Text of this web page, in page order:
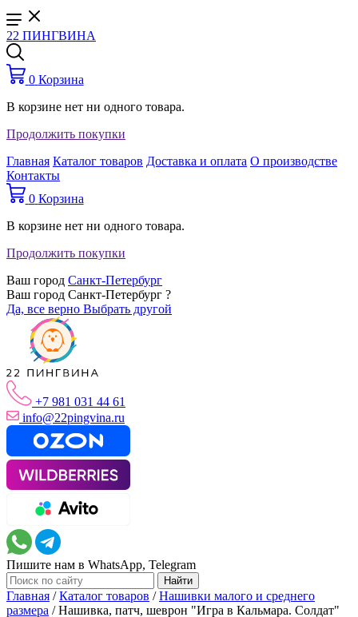
22 ПИНГВИНА
0 Корзина
В корзине нет ни одного товара.
Продолжить покупки
Главная Каталог товаров Доставка и оплата О производстве
Контакты
0 Корзина
В корзине нет ни одного товара.
Продолжить покупки
Ваш город Санкт-Петербург
Ваш город Санкт-Петербург ?
Да, все верно Выбрать другой
+7 981 031 44 61
info@22pingvina.ru
Пишите нам в WhatsApp, Telegram
Главная /Каталог товаров /Нашивки малого и среднего
размера /Нашивка, патч, шеврон "Игра в Кальмара. Солдат"